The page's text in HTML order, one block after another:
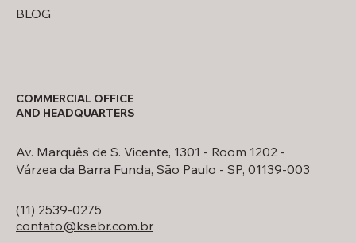
BLOG
(11) 2539-0275
contato@ksebr.com.br
Av. Marquês de S. Vicente, 1301 - Room 1202 -
Várzea da Barra Funda, São Paulo - SP, 01139-003
COMMERCIAL OFFICE
AND HEADQUARTERS